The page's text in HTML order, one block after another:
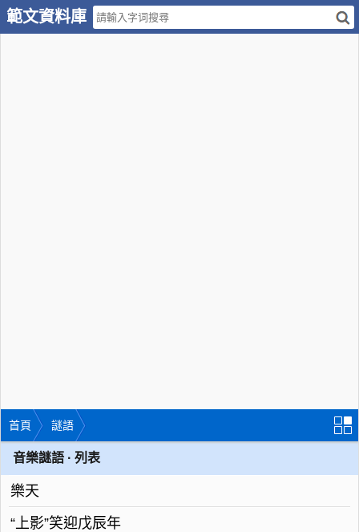
範文資料庫
首頁 謎語
音樂謎語 · 列表
樂天
“上影”笑迎戊辰年